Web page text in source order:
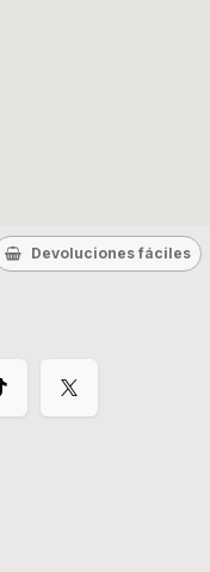
Devoluciones fáciles